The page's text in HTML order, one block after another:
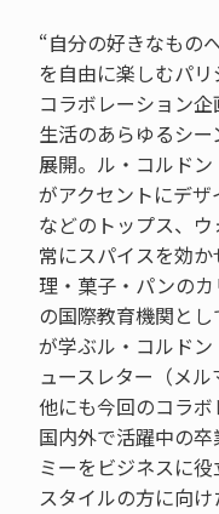
“自分の好きなもの
を自由に楽しむパ
コラボレーション
生活のあらゆるシ
展開。ル・コルド
がアクセントにデ
などのトップス、
常にスパイスを効
理・菓子・パンの
の国際教育機関と
が学ぶル・コルド
ュースレター（メ
他にも今回のコラボ
国内外で活躍中の
ミーをビジネスに
スタイルの方に向け